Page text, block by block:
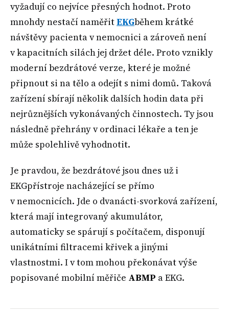
vyžadují co nejvíce přesných hodnot. Proto
mnohdy nestačí naměřitEKGběhem krátké
návštěvy pacienta v nemocnici a zároveň není
v kapacitních silách jej držet déle. Proto vznikly
moderní bezdrátové verze, které je možné
připnout si na tělo a odejít s nimi domů. Taková
zařízení sbírají několik dalších hodin data při
nejrůznějších vykonávaných činnostech. Ty jsou
následně přehrány v ordinaci lékaře a ten je
může spolehlivě vyhodnotit.
Je pravdou, že bezdrátové jsou dnes už i
EKGpřístroje nacházející se přímo
v nemocnicích. Jde o dvanácti-svorková zařízení,
která mají integrovaný akumulátor,
automaticky se spárují s počítačem, disponují
unikátními filtracemi křivek a jinými
vlastnostmi. I v tom mohou překonávat výše
popisované mobilní měřiče ABMP a EKG.